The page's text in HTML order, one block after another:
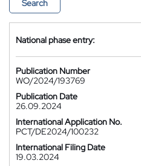
Search
National phase entry:
Publication Number
WO/2024/193769
Publication Date
26.09.2024
International Application No.
PCT/DE2024/100232
International Filing Date
19.03.2024